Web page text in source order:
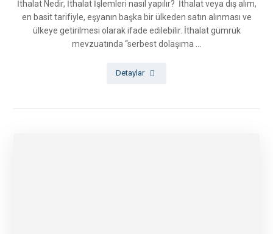
İthalat Nedir, İthalat İşlemleri nasıl yapılır? İthalat veya dış alım,
en basit tarifiyle, eşyanın başka bir ülkeden satın alınması ve
ülkeye getirilmesi olarak ifade edilebilir. İthalat gümrük
mevzuatında “serbest dolaşıma ...
Detaylar